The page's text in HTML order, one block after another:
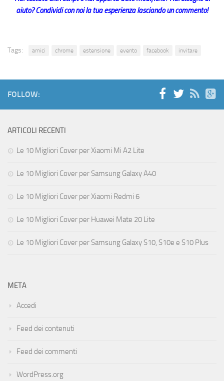
aiuto? Condividi con noi la tua esperienza lasciando un commento!
Tags: amici chrome estensione evento facebook invitare
FOLLOW:
ARTICOLI RECENTI
Le 10 Migliori Cover per Xiaomi Mi A2 Lite
Le 10 Migliori Cover per Samsung Galaxy A40
Le 10 Migliori Cover per Xiaomi Redmi 6
Le 10 Migliori Cover per Huawei Mate 20 Lite
Le 10 Migliori Cover per Samsung Galaxy S10, S10e e S10 Plus
META
Accedi
Feed dei contenuti
Feed dei commenti
WordPress.org